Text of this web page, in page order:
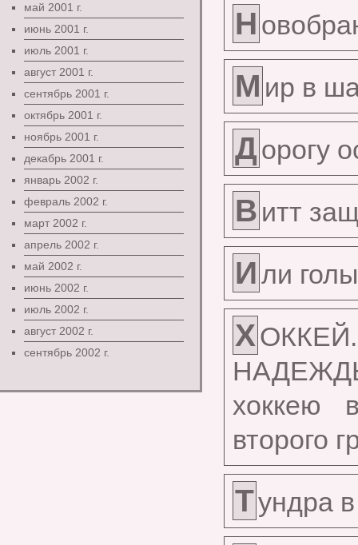
май 2001 г.
июнь 2001 г.
июль 2001 г.
август 2001 г.
сентябрь 2001 г.
октябрь 2001 г.
ноябрь 2001 г.
декабрь 2001 г.
январь 2002 г.
февраль 2002 г.
март 2002 г.
апрель 2002 г.
май 2002 г.
июнь 2002 г.
июль 2002 г.
август 2002 г.
сентябрь 2002 г.
Н
М ир в
Дорогу
В итт
Или
Х
хоккею
второго
Тундра